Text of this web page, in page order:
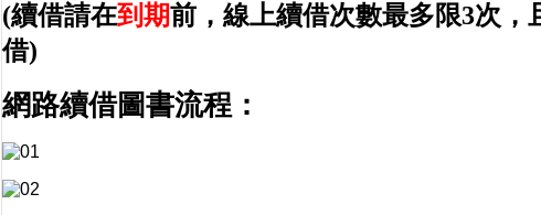
(續借請在到期前，線上續借次數最多限3次，
借)
網路續借圖書流程：